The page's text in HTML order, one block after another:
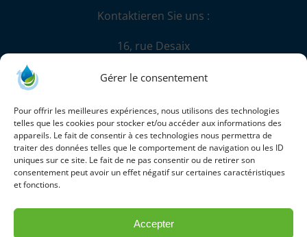
Gérer le consentement
Pour offrir les meilleures expériences, nous utilisons des technologies
telles que les cookies pour stocker et/ou accéder aux informations des
appareils. Le fait de consentir à ces technologies nous permettra de
traiter des données telles que le comportement de navigation ou les ID
uniques sur ce site. Le fait de ne pas consentir ou de retirer son
consentement peut avoir un effet négatif sur certaines caractéristiques
et fonctions.
Accepter
Kontaktieren Sie uns :
16, rue Desaix
information@herli.com
Handelskammer Straßburg
B384356572
Umsatzsteuer-Identifikationsnummer: